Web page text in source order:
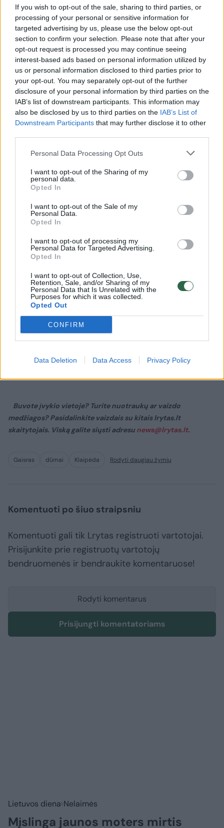
If you wish to opt-out of the sale, sharing to third parties, or
processing of your personal or sensitive information for
targeted advertising by us, please use the below opt-out
section to confirm your selection. Please note that after your
opt-out request is processed you may continue seeing
interest-based ads based on personal information utilized by
us or personal information disclosed to third parties prior to
your opt-out. You may separately opt-out of the further
disclosure of your personal information by third parties on the
IAB’s list of downstream participants. This information may
also be disclosed by us to third parties on the IAB’s List of
Downstream Participants that may further disclose it to other
Personal Data Processing Opt Outs
I want to opt-out of the Sharing of my
personal data.
Opted In
I want to opt-out of the Sale of my
Personal Data.
Opted In
I want to opt-out of processing my
Personal Data for Targeted Advertising.
Opted In
I want to opt-out of Collection, Use,
Retention, Sale, and/or Sharing of my
Personal Data that Is Unrelated with the
Purposes for which it was collected.
Opted Out
CONFIRM
Data Deletion Data Access Privacy Policy
perdavė ją greitosios pagalbos medikams.
Moteris išvežta į ligoninę.
Paaiškėjo, kad namo virtuvėje svilo puodas.
Per incidentą nežymiai apdegė virtuvė.
Susiję straipsniai
Po gaisro Vilniuje –
sujaudinęs medikų poelgis su
Apie 11 val. 13 min. gaisras likviduotas.
Buvote įvykio vietoje? Turite nuotraukų ar vaizdo
medžiagos? Pasidalinkite vaizdais su kitais lrytas.lt
skaitytojais. Viską galite siųsti adresu news@lrytas.lt.
Gaisras dūmai Klaipėda Rodyti daugiau žymių
Komentuoti po šiuo straipsniu
Komentuoti gali tik Lrytas registruoti vartotojai.
Prisijunkite prie registruotų vartotojų
bendruomenės ir bendraukite komentaruose!
Rodyti komentarus
Prisijungti komentatoriams
Lietuvos diena Nelaimės
Mįslinga jaunos moters mirtis